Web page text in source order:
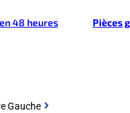
en 48 heures Pièces
Gauche